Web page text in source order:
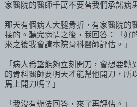
家醫院的醫師千萬不要替我們承諾病
那天有個病人大腿骨折，有家醫院的
接的。聽完病情之後，我回答：「好
來之後我會請本院骨科醫師評估。」
「病人希望能夠立刻開刀，會想要轉
的骨科醫師要明天才能幫他開刀，所
馬上開刀嗎？」
「我沒有辦法回答，來了再評估。」